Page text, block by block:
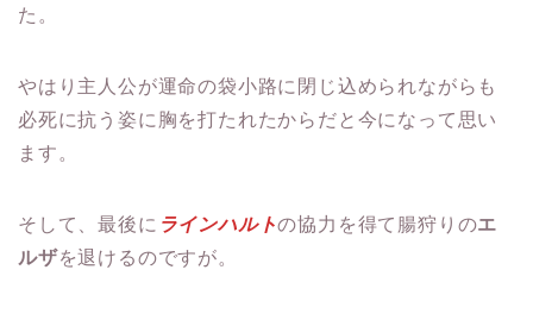
た。
やはり主人公が運命の袋小路に閉じ込められながらも
必死に抗う姿に胸を打たれたからだと今になって思い
ます。
そして、最後に ラインハルトの協力を得て腸狩りのエ
ルザを退けるのですが。